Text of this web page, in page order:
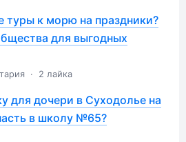
туры к морю на праздники?
для выгодных
· 2 лайка
для дочери в Суходолье на
в школу №65?